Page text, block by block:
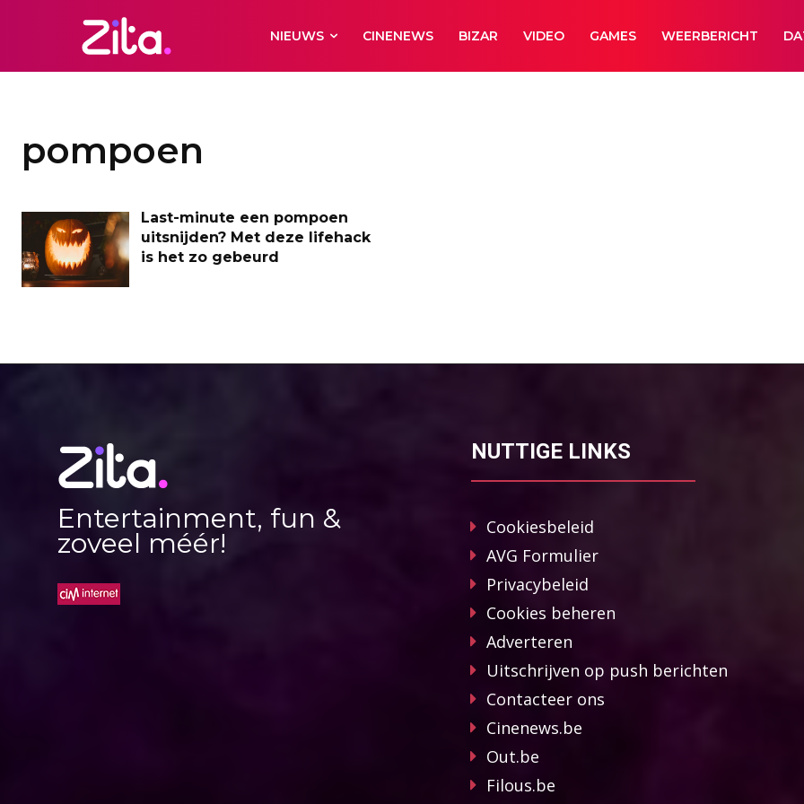
NIEUWS CINENEWS BIZAR VIDEO GAMES WEERBERICHT
pompoen
Last-minute een pompoen
uitsnijden? Met deze lifehack
is het zo gebeurd
Entertainment, fun &
zoveel méér!
NUTTIGE LINKS
Cookiesbeleid
AVG Formulier
Privacybeleid
Cookies beheren
Adverteren
Uitschrijven op push berichten
Contacteer ons
Cinenews.be
Out.be
Filous.be